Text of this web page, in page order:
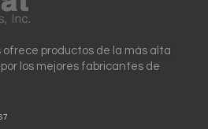
productos de la más alta
los mejores fabricantes de